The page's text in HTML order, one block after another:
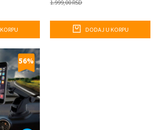
1.999,00RSD
DODAJ U KORPU
56%